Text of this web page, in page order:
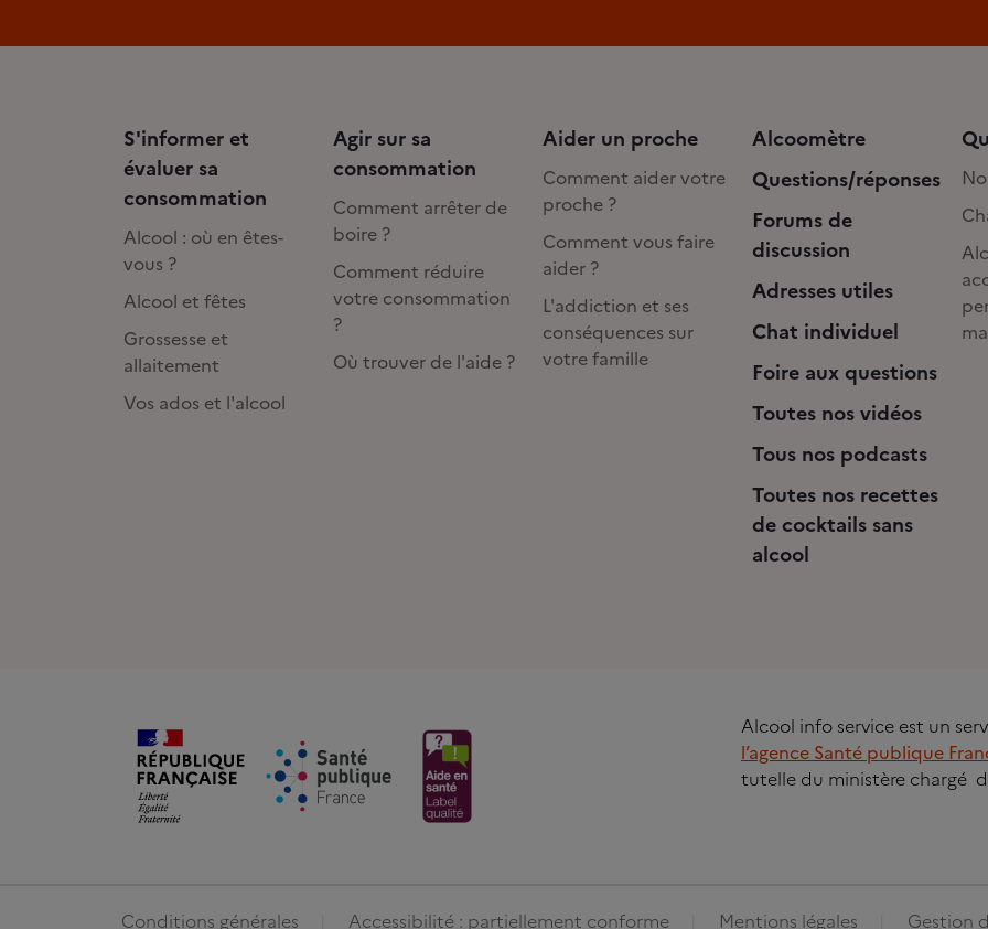
S'informer et
évaluer sa
consommation
Alcool : où en êtes-
vous ?
Alcool et fêtes
Grossesse et
allaitement
Vos ados et l'alcool
Agir sur sa
consommation
Comment arrêter de
boire ?
Comment réduire
votre consommation
?
Où trouver de l'aide ?
Aider un proche
Comment aider votre
proche ?
Comment vous faire
aider ?
L'addiction et ses
conséquences sur
votre famille
Alcoomètre
Questions/réponses
Forums de
discussion
Adresses utiles
Chat individuel
Foire aux questions
Toutes nos vidéos
Tous nos podcasts
Toutes nos recettes
de cocktails sans
alcool
Alcool info service est un
l’agence Santé publique
tutelle du ministère chargé
Conditions générales Accessibilité : partiellement conforme Mentions légales Gestion